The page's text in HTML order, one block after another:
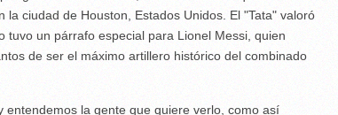
ciudad de Houston, Estados Unidos. El "Tata" valoró
tuvo un párrafo especial para Lionel Messi, quien
de ser el máximo artillero histórico del combinado
entendemos la gente que quiere verlo, como así